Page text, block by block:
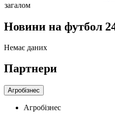
загалом
Новини на футбол
Немає даних
Партнери
Агробізнес
Агробізнес